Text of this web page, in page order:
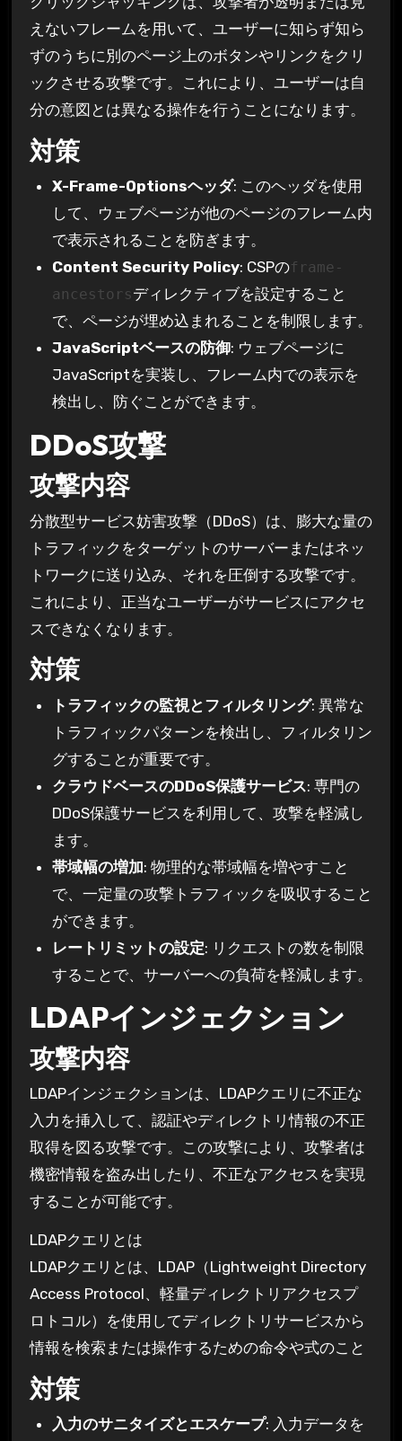
えないフレームを用いて、ユーザーに知らず知ら
ずのうちに別のページ上のボタンやリンクをクリ
ックさせる攻撃です。これにより、ユーザーは自
分の意図とは異なる操作を行うことになります。
対策
X-Frame-Optionsヘッダ: このヘッダを使用
して、ウェブページが他のページのフレーム内
で表示されることを防ぎます。
Content Security Policy: CSPのframe-
ancestorsディレクティブを設定すること
で、ページが埋め込まれることを制限します。
JavaScriptベースの防御: ウェブページに
JavaScriptを実装し、フレーム内での表示を
検出し、防ぐことができます。
DDoS攻撃
攻撃内容
分散型サービス妨害攻撃（DDoS）は、膨大な量の
トラフィックをターゲットのサーバーまたはネッ
トワークに送り込み、それを圧倒する攻撃です。
これにより、正当なユーザーがサービスにアクセ
スできなくなります。
対策
トラフィックの監視とフィルタリング: 異常な
トラフィックパターンを検出し、フィルタリン
グすることが重要です。
クラウドベースのDDoS保護サービス: 専門の
DDoS保護サービスを利用して、攻撃を軽減し
ます。
帯域幅の増加: 物理的な帯域幅を増やすこと
で、一定量の攻撃トラフィックを吸収すること
ができます。
レートリミットの設定: リクエストの数を制限
することで、サーバーへの負荷を軽減します。
LDAPインジェクション
攻撃内容
LDAPインジェクションは、LDAPクエリに不正な
入力を挿入して、認証やディレクトリ情報の不正
取得を図る攻撃です。この攻撃により、攻撃者は
機密情報を盗み出したり、不正なアクセスを実現
することが可能です。
LDAPクエリとは
LDAPクエリとは、LDAP（Lightweight Directory
Access Protocol、軽量ディレクトリアクセスプ
ロトコル）を使用してディレクトリサービスから
情報を検索または操作するための命令や式のこと
対策
入力のサニタイズとエスケープ: 入力データを